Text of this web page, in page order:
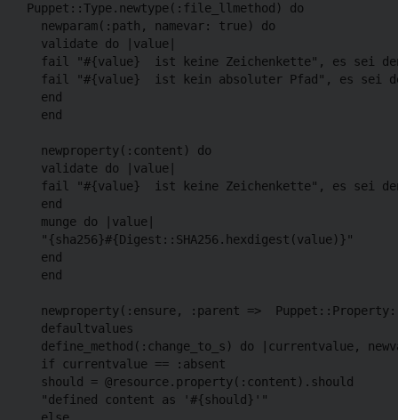
Puppet::Type.newtype(:file_llmethod) do
  newparam(:path, namevar: true) do
  validate do |value|
fail "#{value}  ist keine Zeichenkette", es sei
fail "#{value}  ist kein absoluter Pfad", es sei
  end
  end
  newproperty(:content) do
  validate do |value|
fail "#{value}  ist keine Zeichenkette", es sei
  end
  munge do |value|
  "{sha256}#{Digest::SHA256.hexdigest(value)}"
  end
  end
newproperty(:ensure, :parent =>
  defaultvalues
define_method(:change_to_s) do |currentvalue,
  if currentvalue == :absent
  should = @resource.property(:content).should
  "defined content as '#{should}'"